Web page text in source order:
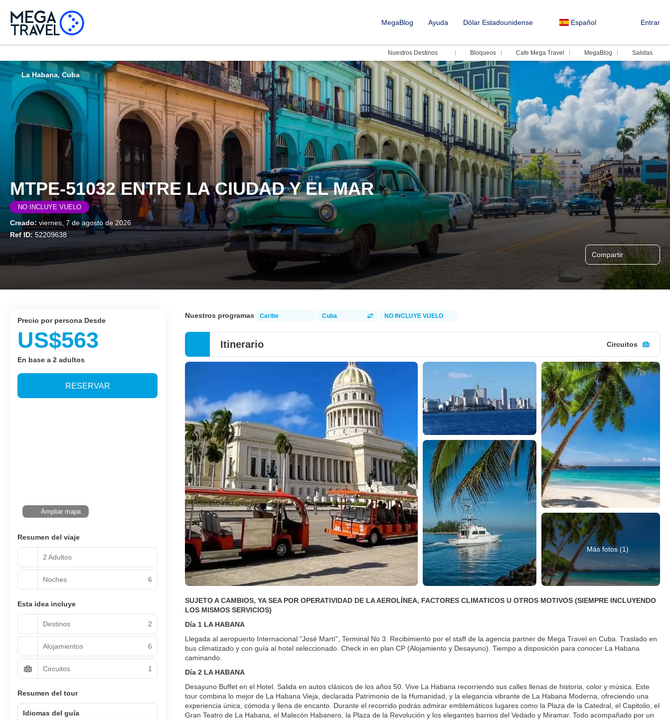
MegaBlog Ayuda Dólar Estadounidense Español Entrar
Nuestros Destinos Bloqueos Cafe Mega Travel MegaBlog Salidas
MTPE-51032 ENTRE LA CIUDAD Y EL MAR
NO INCLUYE VUELO
Creado: viernes, 7 de agosto de 2026
Ref ID: 52209638
Compartir
La Habana, Cuba
Nuestros programas Caribe Cuba NO INCLUYE VUELO
Itinerario Circuitos
Más fotos (1)
SUJETO A CAMBIOS, YA SEA POR OPERATIVIDAD DE LA AEROLÍNEA, FACTORES CLIMATICOS U OTROS MOTIVOS (SIEMPRE INCLUYENDO
LOS MISMOS SERVICIOS)
Día 1 LA HABANA
Llegada al aeropuerto Internacional “José Martí”, Terminal No 3. Recibimiento por el staff de la agencia partner de Mega Travel en Cuba. Traslado en
bus climatizado y con guía al hotel seleccionado. Check in en plan CP (Alojamiento y Desayuno). Tiempo a disposición para conocer La Habana
caminando.
Día 2 LA HABANA
Desayuno Buffet en el Hotel. Salida en autos clásicos de los años 50. Vive La Habana recorriendo sus calles llenas de historia, color y música. Este
tour combina lo mejor de La Habana Vieja, declarada Patrimonio de la Humanidad, y la elegancia vibrante de La Habana Moderna, ofreciendo una
experiencia única, cómoda y llena de encanto. Durante el recorrido podrás admirar emblemáticos lugares como la Plaza de la Catedral, el Capitolio, el
Gran Teatro de La Habana, el Malecón Habanero, la Plaza de la Revolución y los elegantes barrios del Vedado y Miramar. Todo acompañado por un
precio por persona Desde
US$563
En base a 2 adultos
RESERVAR
Ampliar mapa
Resumen del viaje
2 Adultos
Noches 6
Esta idea incluye
Destinos 2
Alojamientos 6
Circuitos 1
Resumen del tour
Idiomas del guía